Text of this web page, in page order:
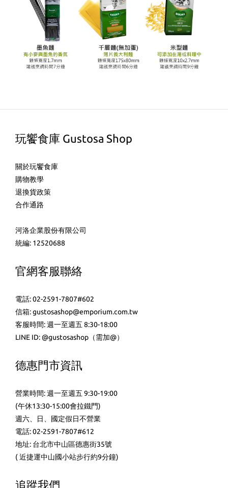
玩饗食庫 Gustosa Shop
關於玩饗食庫
購物教學
退換貨政策
合作通路
河洛企業股份有限公司
統編: 12520688
官網客服聯絡
電話: 02-2591-7807#602
信箱: gustosashop@emporium.com.tw
客服時間: 週一至週五 8:30-18:00
LINE ID: @gustosashop （需加@）
德惠門市資訊
營業時間: 週一至週五 9:30-19:00
(午休13:30-15:00會拉鐵門)
週六、日、國定假日不營業
電話: 02-2591-7807#612
地址: 台北市中山區德惠街35號
( 近捷運中山國小站步行約9分鐘)
追蹤我們